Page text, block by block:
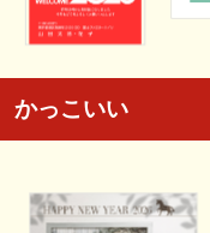
かっこいい